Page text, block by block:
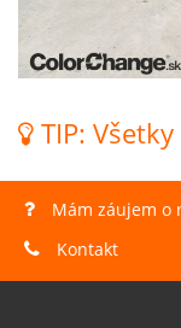
TIP:
Mám záujem o
Kontakt